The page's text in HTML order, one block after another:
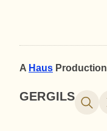
A Haus Production
GERGILS